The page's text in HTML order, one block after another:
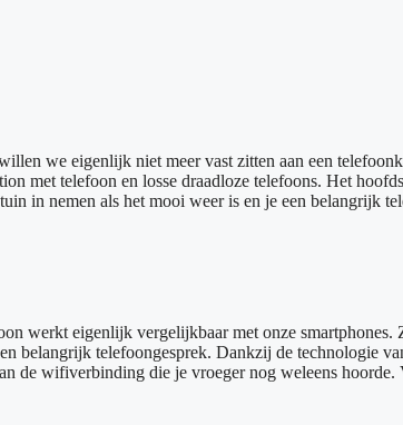
we eigenlijk niet meer vast zitten aan een
met telefoon en losse draadloze telefoons. Het
in nemen als het mooi weer is en je een belangrijk
werkt eigenlijk vergelijkbaar met onze smartphones.
belangrijk telefoongesprek. Dankzij de technologie
de wifiverbinding die je vroeger nog weleens hoorde.